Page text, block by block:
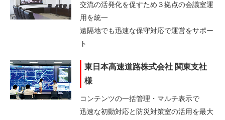
交流の活発化を促すため３拠点の会議室運
用を統一
遠隔地でも迅速な保守対応で運営をサポー
ト
東日本高速道路株式会社 関東支社
様
コンテンツの一括管理・マルチ表示で
迅速な初動対応と防災対策室の活用を最大